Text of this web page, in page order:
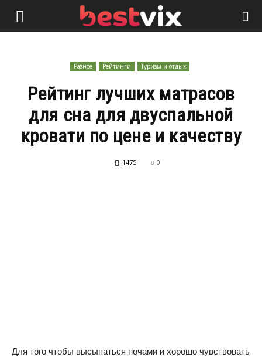
Разное Рейтинги Туризм и отдых
Рейтинг лучших матрасов
для сна для двуспальной
кровати по цене и качеству
1475 0
Для того чтобы высыпаться ночами и хорошо чувствовать